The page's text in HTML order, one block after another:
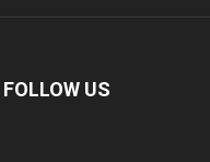
FOLLOW US